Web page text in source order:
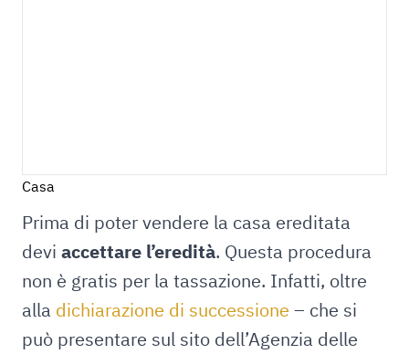
Casa
Prima di poter vendere la casa ereditata
devi accettare l’eredità. Questa procedura
non è gratis per la tassazione. Infatti, oltre
alla dichiarazione di successione – che si
può presentare sul sito dell’Agenzia delle